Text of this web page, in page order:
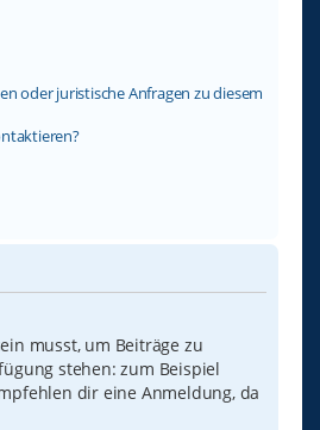
oder juristische Anfragen zu diesem
musst, um Beiträge zu
stehen: zum Beispiel
dir eine Anmeldung, da